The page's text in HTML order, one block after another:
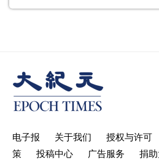
电子报 关于我们 授权与许可
策
投稿中心 广告服务 捐